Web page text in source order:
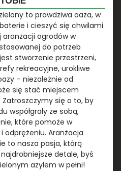
to prawdziwa oaza, w
i cieszyć się chwilami
aranżacji ogrodów w
do potrzeb
stworzenie przestrzeni,
rekreacyjne, urokliwe
– niezależnie od
się stać miejscem
się o to, by
współgrały ze sobą,
które pomoże w
odprężeniu. Aranżacja
to nasza pasja, którą
detale, byś
azylem w pełni!